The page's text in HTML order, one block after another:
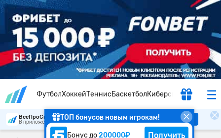
ФутболХоккейТеннисБаскетболКиберспорт
ТОП бонусов новым игрокам!
Бонус до200000₽ Получить
ВсеПроСпорт
В приложении удобнее Скачать